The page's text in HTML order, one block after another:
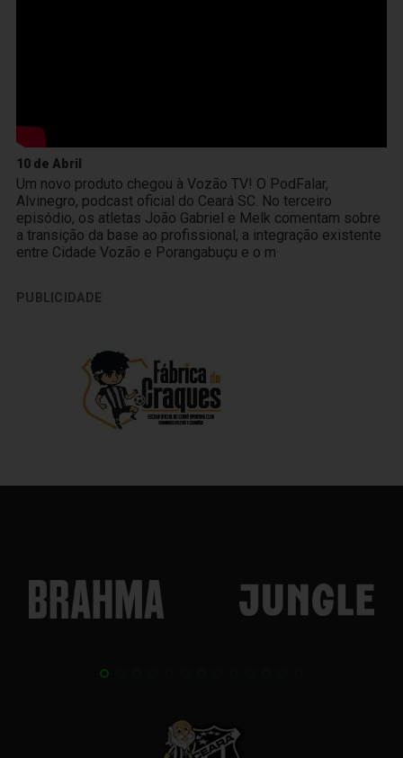
10 de Abril
Um novo produto chegou à Vozão TV! O PodFalar,
Alvinegro, podcast oficial do Ceará SC. No terceiro
episódio, os atletas João Gabriel e Melk comentam sobre
a transição da base ao profissional, a integração existente
entre Cidade Vozão e Porangabuçu e o m
PUBLICIDADE